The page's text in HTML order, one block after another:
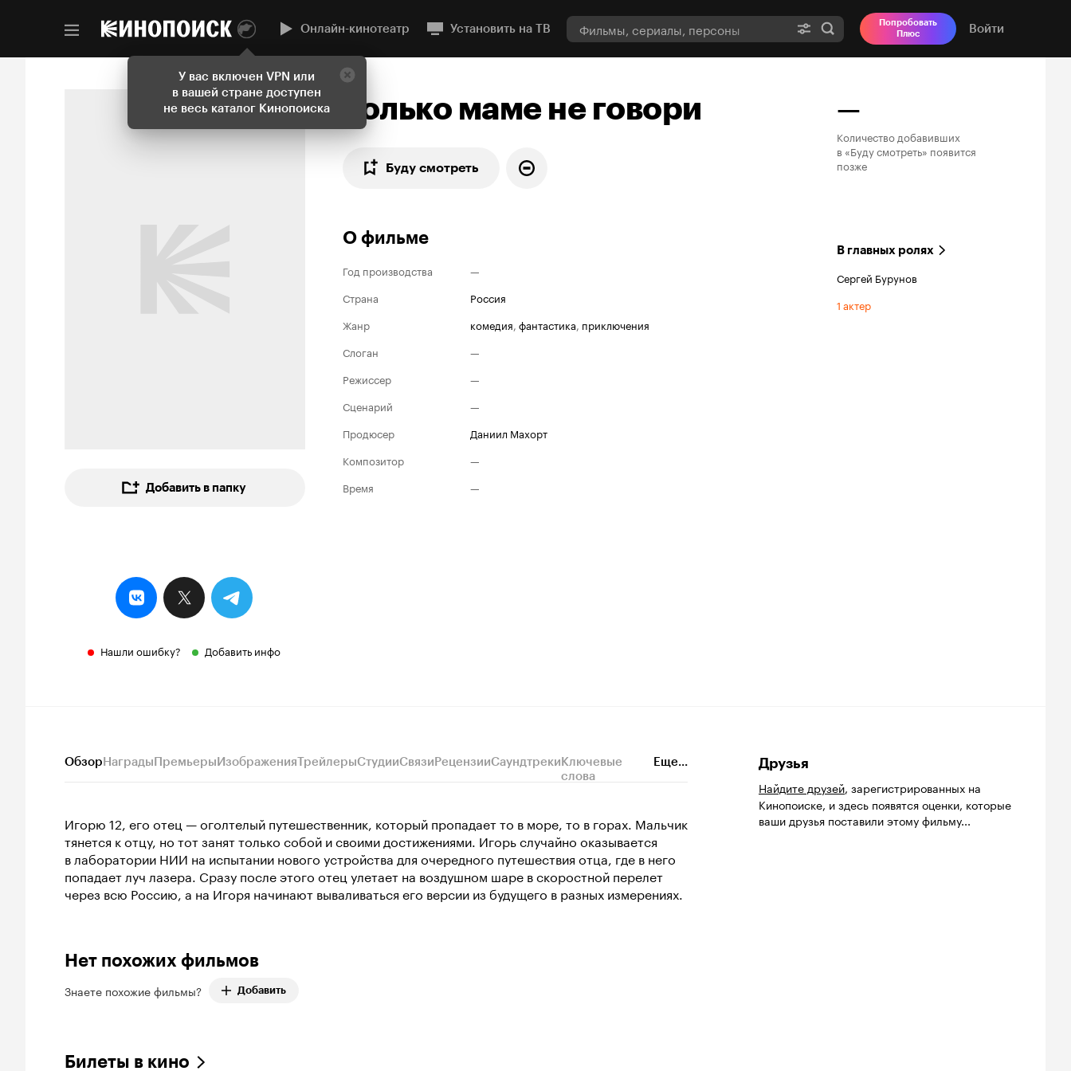
У вас включен VPN или
в вашей стране доступен
не весь каталог Кинопоиска
Онлайн-кинотеатр Установить на ТВ
Попробовать
Плюс
Войти
Добавить в папку
Нашли ошибку? Добавить инфо
Только маме не говори
Буду смотреть
—
Количество добавивших
в «Буду смотреть» появится
позже
О фильме
Год производства
—
Страна
Россия
Жанр
комедия, фантастика, приключения
Слоган
—
Режиссер
—
Сценарий
—
Продюсер
Даниил Махорт
Композитор
—
Время
—
В главных ролях
Сергей Бурунов
1 актер
ОбзорНаградыПремьерыИзображенияТрейлерыСтудииСвязиРецензииСаундтрекиКлючевые
слова
Еще...
Игорю 12, его отец — оголтелый путешественник, который пропадает то в море, то в горах. Мальчик
тянется к отцу, но тот занят только собой и своими достижениями. Игорь случайно оказывается
в лаборатории НИИ на испытании нового устройства для очередного путешествия отца, где в него
попадает луч лазера. Сразу после этого отец улетает на воздушном шаре в скоростной перелет
через всю Россию, а на Игоря начинают вываливаться его версии из будущего в разных измерениях.
Нет похожих фильмов
Знаете похожие фильмы? Добавить
Билеты в кино
Друзья
Найдите друзей, зарегистрированных на
Кинопоиске, и здесь появятся оценки, которые
ваши друзья поставили этому фильму...